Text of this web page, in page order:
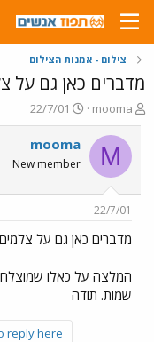
צילום - אמנות הצילום
מדברים כאן גם על
פ
ו
ת
ח
ה
ש
א
mooma
פ
ו
ר
ס
ם
ר
22/7/01
M
mooma
New member
22/7/01
מדברים כאן גם על
המלצה על כאלו
שמות. תודה
reply here.